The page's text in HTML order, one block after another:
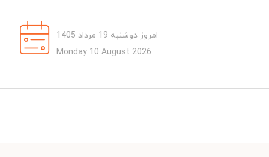
امروز دوشنبه 19 مرداد 1405
Monday 10 August 2026